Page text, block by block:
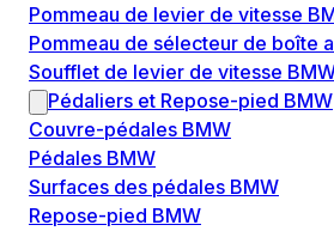
Pommeau de levier de vitesse
Pommeau de sélecteur de boîte
Soufflet de levier de vitesse
Pédaliers et Repose-pied BMW
Couvre-pédales BMW
Pédales BMW
Surfaces des pédales BMW
Repose-pied BMW